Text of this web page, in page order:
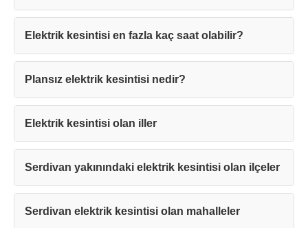
Elektrik kesintisi en fazla kaç saat olabilir?
Plansız elektrik kesintisi nedir?
Elektrik kesintisi olan iller
Serdivan yakınındaki elektrik kesintisi olan ilçeler
Serdivan elektrik kesintisi olan mahalleler
Teşekkürler!
sürede sizinle iletişime geçilecektir.
Kapat